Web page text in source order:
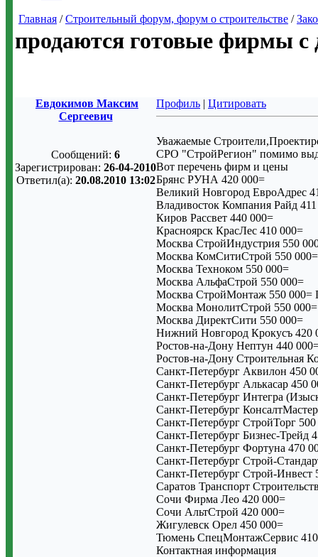
Главная /Строительный форум, форум о строительстве /
продаются готовые фирмы с
Евдокимов Максим
Сергеевич
Сообщений: 6
Зарегистрирован: 26-04-2010
Ответил(а): 20.08.2010 13:02
Профиль | Цитировать
Уважаемые
СРО "СтройРегион" помимо
Вот перечень фирм и цены
Брянс РУНА 420 000=
Великий Новгород ЕвроАдрес
Владивосток Компания Райд
Киров Рассвет 440 000=
Красноярск КрасЛес 410 000=
Москва СтройИндустрия 550
Москва КомСитиСтрой 550 000=
Москва Техноком 550 000=
Москва АльфаСтрой 550 000=
Москва СтройМонтаж 550
Москва МонолитСтрой 550 000=
Москва ДиректСити 550 000=
Нижний Новгород Крокусъ 420
Ростов-на-Дону Нептун 440
Ростов-на-Дону Строительная
Санкт-Петербург Аквилон 450
Санкт-Петербург Алькасар 450
Санкт-Петербург Интегра
Санкт-Петербург
Санкт-Петербург СтройТорг
Санкт-Петербург Бизнес-Трейд
Санкт-Петербург Фортуна 470
Санкт-Петербург Строй-
Санкт-Петербург Строй-Инвест
Саратов Транспорт
Сочи Фирма Лео 420 000=
Сочи АльтСтрой 420 000=
Жигулевск Орел 450 000=
Тюмень СпецМонтажСервис
Контактная информация